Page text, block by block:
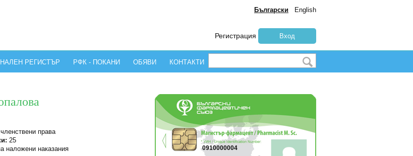
Български English
Регистрация Вход
РЕГИСТЪР РФК - ПОКАНИ ОБЯВИ КОНТАКТИ
права
25
наложени наказания 0910000004